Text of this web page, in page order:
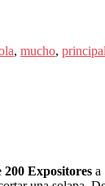
, mucho,
200 Expositores a